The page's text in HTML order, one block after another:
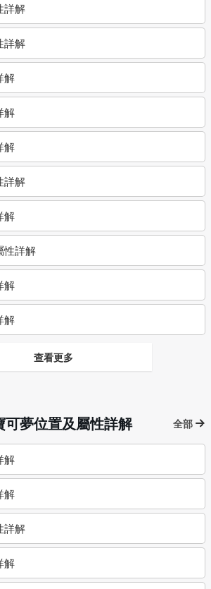
詳解
詳解
解
解
解
詳解
解
性詳解
解
解
查看更多
可夢位置及屬性詳解 全部
解
解
詳解
解